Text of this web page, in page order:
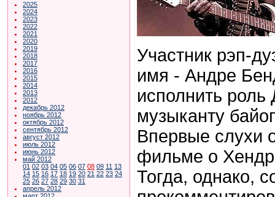
2025
2024
2023
2022
2021
2020
2019
2018
2017
2016
2015
2014
2013
2012
декабрь 2012
ноябрь 2012
октябрь 2012
сентябрь 2012
август 2012
июль 2012
июнь 2012
май 2012
01 02 03 04 05 06 07 08 09 11 13
14 15 16 17 18 19 20 21 22 23 24
25 26 27 28 29 30 31
апрель 2012
Участник рэп-
имя - Андре
исполнить
музыканту
Впервые слухи
фильме о
Тогда, однако,